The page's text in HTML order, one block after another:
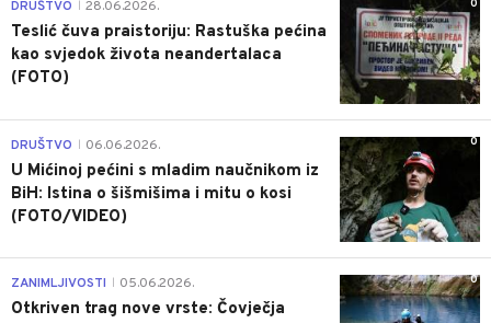
0
DRUŠTVO 28.06.2026.
Teslić čuva praistoriju: Rastuška pećina
kao svjedok života neandertalaca
(FOTO)
0
DRUŠTVO 06.06.2026.
U Mićinoj pećini s mladim naučnikom iz
BiH: Istina o šišmišima i mitu o kosi
(FOTO/VIDEO)
0
ZANIMLJIVOSTI 05.06.2026.
Otkriven trag nove vrste: Čovječja